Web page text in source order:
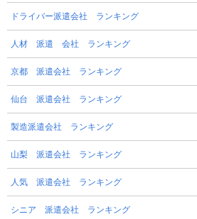
ドライバー派遣会社 ランキング
人材 派遣 会社 ランキング
京都 派遣会社 ランキング
仙台 派遣会社 ランキング
製造派遣会社 ランキング
山梨 派遣会社 ランキング
人気 派遣会社 ランキング
シニア 派遣会社 ランキング